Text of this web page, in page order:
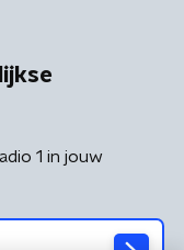
1 in jouw